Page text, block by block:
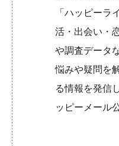
「ハッピーラ
活・出会い・
や調査データ
悩みや疑問を
る情報を発
ッピーメール